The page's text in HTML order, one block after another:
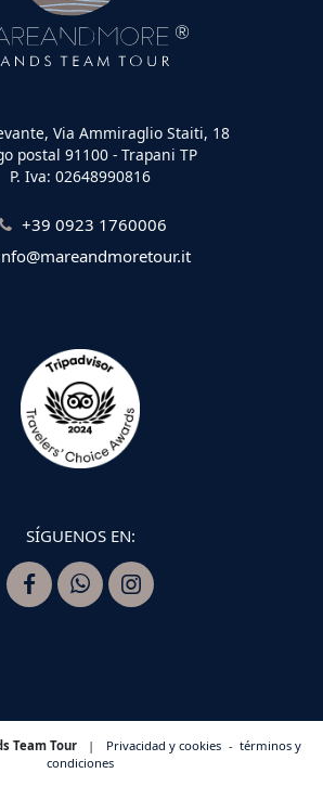
Via Ammiraglio Staiti, 18
postal 91100 - Trapani TP
P. Iva: 02648990816
+39 0923 1760006
SÍGUENOS EN:
Team Tour | Privacidad y cookies - términos y
condiciones